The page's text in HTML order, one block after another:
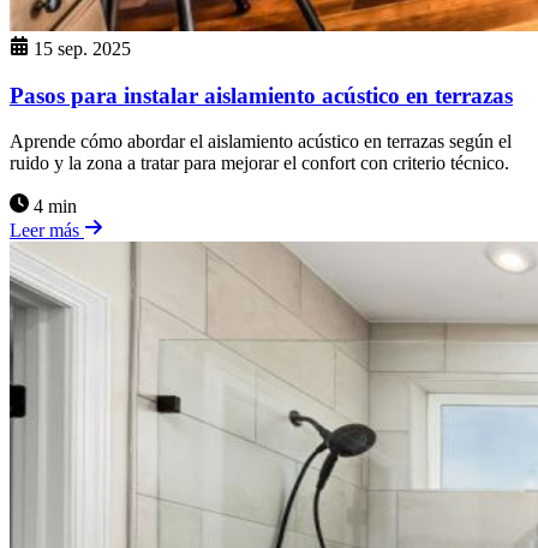
15 sep. 2025
Pasos para instalar aislamiento acústico en terrazas
Aprende cómo abordar el aislamiento acústico en terrazas según el
ruido y la zona a tratar para mejorar el confort con criterio técnico.
4 min
Leer más